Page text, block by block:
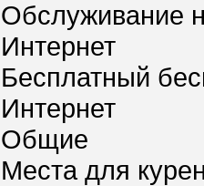
Обслуживание
Интернет
Бесплатный
Интернет
Общие
Места для